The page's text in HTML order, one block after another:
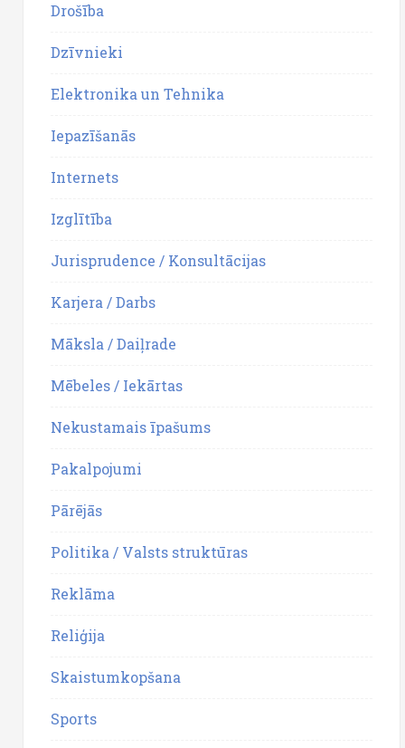
Drošība
Dzīvnieki
Elektronika un Tehnika
Iepazīšanās
Internets
Izglītība
Jurisprudence / Konsultācijas
Karjera / Darbs
Māksla / Daiļrade
Mēbeles / Iekārtas
Nekustamais īpašums
Pakalpojumi
Pārējās
Politika / Valsts struktūras
Reklāma
Reliģija
Skaistumkopšana
Sports